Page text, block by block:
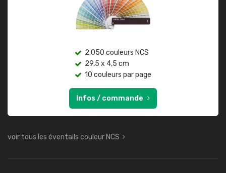
2.050 couleurs NCS
29,5 x 4,5 cm
10 couleurs par page
Infos / commande
voir tous les éventails couleur NCS